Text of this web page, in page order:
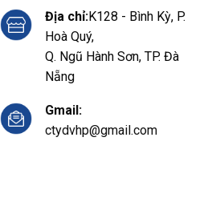
Địa chỉ:K128 - Bình Kỳ, P.
Hoà Quý,
Q. Ngũ Hành Sơn, TP. Đà
Nẵng
Gmail:
ctydvhp@gmail.com